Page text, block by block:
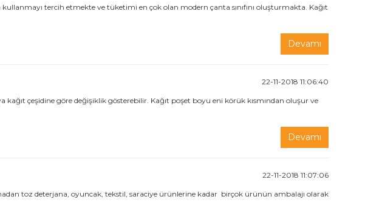
tercih etmekte ve tüketimi en çok olan modern çanta sınıfını oluşturmakta. Kağıt
Devamı
22-11-2018 11:06:40
kağıt çeşidine göre değişiklik gösterebilir. Kağıt poşet boyu eni körük kısmından oluşur ve
Devamı
22-11-2018 11:07:06
toz deterjana, oyuncak, tekstil, saraciye ürünlerine kadar birçok ürünün ambalajı olarak